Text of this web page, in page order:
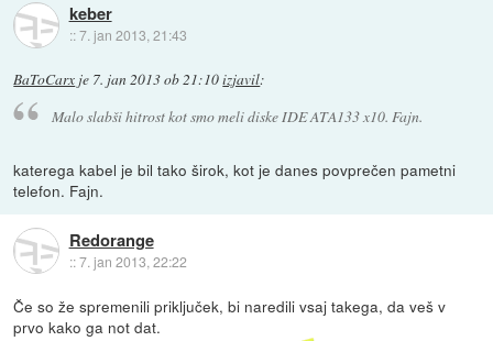
keber
::7. jan 2013, 21:43
BaToCarx je 7. jan 2013 ob 21:10izjavil:
Malo slabši hitrost kot smo meli diske IDE ATA133 x10. Fajn.
katerega kabel je bil tako širok, kot je danes povprečen pametni
telefon. Fajn.
Redorange
::7. jan 2013, 22:22
Če so že spremenili priključek, bi naredili vsaj takega, da veš v
prvo kako ga not dat.